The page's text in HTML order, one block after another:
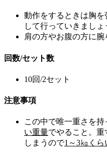
動作をするときは胸
して行っていきましょ
肩の方やお腹の方に腕
回数/セット数
10回/2セット
注意事項
この中で唯一重さを持
い重量でやること。
しまうので1～3㎏くら